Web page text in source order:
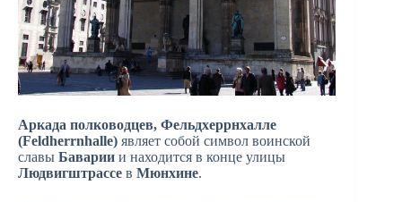
Аркада полководцев, Фельдхеррнхалле
(Feldherrnhalle) являет собой символ воинской
славы Баварии и находится в конце улицы
Людвигштрассе в Мюнхине.